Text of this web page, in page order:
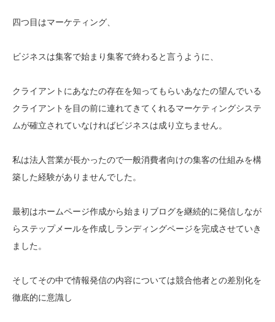
四つ目はマーケティング、
ビジネスは集客で始まり集客で終わると言うように、
クライアントにあなたの存在を知ってもらいあなたの望んでいる
クライアントを目の前に連れてきてくれるマーケティングシステ
ムが確立されていなければビジネスは成り立ちません。
私は法人営業が長かったので一般消費者向けの集客の仕組みを構
築した経験がありませんでした。
最初はホームページ作成から始まりブログを継続的に発信しなが
らステップメールを作成しランディングページを完成させていき
ました。
そしてその中で情報発信の内容については競合他者との差別化を
徹底的に意識し